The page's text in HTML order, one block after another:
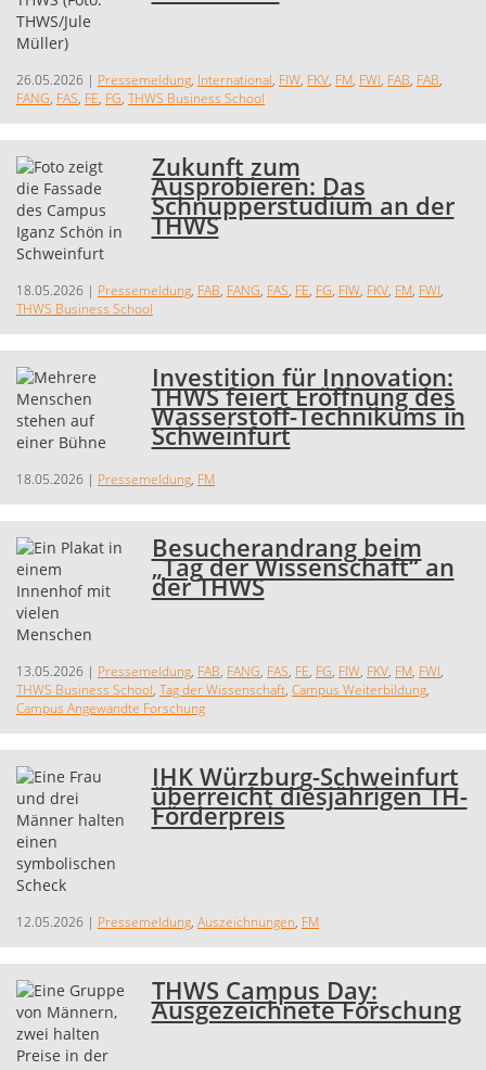
26.05.2026 | Pressemeldung, International, FIW, FKV, FM, FWI, FAB, FAB,
FANG, FAS, FE, FG, THWS Business School
Zukunft zum
Ausprobieren: Das
Schnupperstudium an der
THWS
18.05.2026 | Pressemeldung, FAB, FANG, FAS, FE, FG, FIW, FKV, FM, FWI,
THWS Business School
Investition für Innovation:
THWS feiert Eröffnung des
Wasserstoff-Technikums in
Schweinfurt
18.05.2026 | Pressemeldung, FM
Besucherandrang beim
„Tag der Wissenschaft“ an
der THWS
13.05.2026 | Pressemeldung, FAB, FANG, FAS, FE, FG, FIW, FKV, FM, FWI,
THWS Business School, Tag der Wissenschaft, Campus Weiterbildung,
Campus Angewandte Forschung
IHK Würzburg-Schweinfurt
überreicht diesjährigen TH-
Förderpreis
12.05.2026 | Pressemeldung, Auszeichnungen, FM
THWS Campus Day:
Ausgezeichnete Forschung